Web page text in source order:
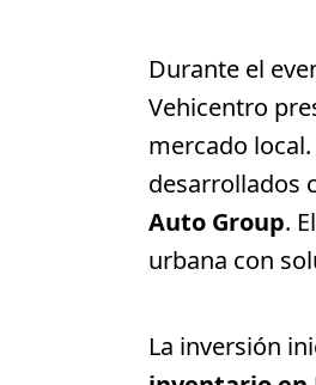
Durante el
Vehicentro
mercado
desarrollados
Auto Group.
urbana con
La inversión